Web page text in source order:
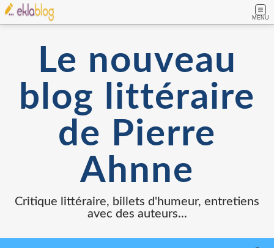
MENU
Le nouveau
blog littéraire
de Pierre
Ahnne
Critique littéraire, billets d'humeur, entretiens
avec des auteurs...